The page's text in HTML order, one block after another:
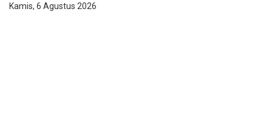
Kamis, 6 Agustus 2026